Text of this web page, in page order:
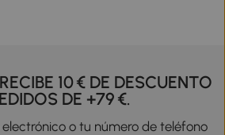
10 € DE DESCUENTO
DE +79 €.
o tu número de teléfono